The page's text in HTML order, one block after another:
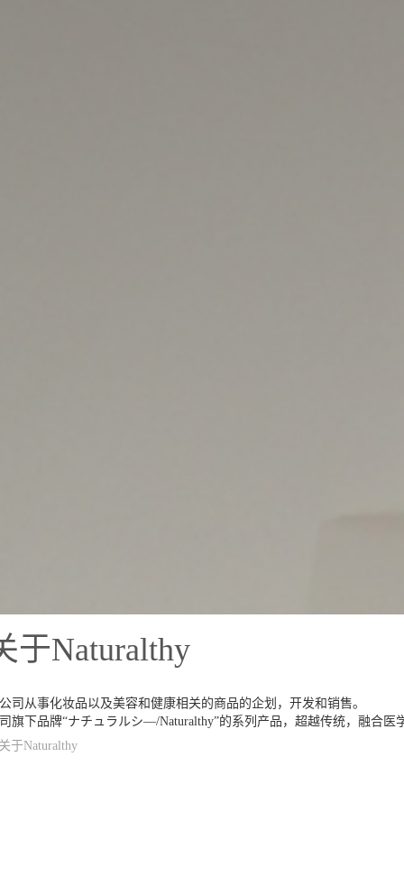
企划，开发和销售。
产品，超越传统，融合医学理念，能让广大消费者获得目前最高级别